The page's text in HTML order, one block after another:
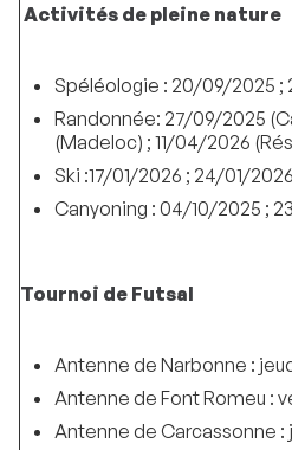
Activités de pleine nature
Spéléologie : 20/09/2025 ;
Randonnée: 27/09/2025
(Madeloc) ; 11/04/2026
Ski :17/01/2026 ; 24/01/
Canyoning : 04/10/2025 ;
Tournoi de Futsal
Antenne de Narbonne :
Antenne de Font Romeu :
Antenne de Carcassonne